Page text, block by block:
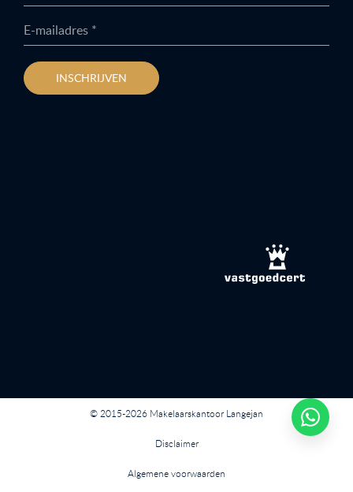
E-mailadres *
INSCHRIJVEN
© 2015-2026 Makelaarskantoor Langejan
Disclaimer
Algemene voorwaarden